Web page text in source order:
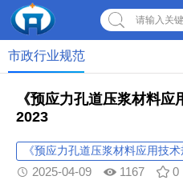
请输入关
市政行业规范
《预应力孔道压浆材料
2023
《预应力孔道压浆材料应用技术
2025-04-09 1167 0